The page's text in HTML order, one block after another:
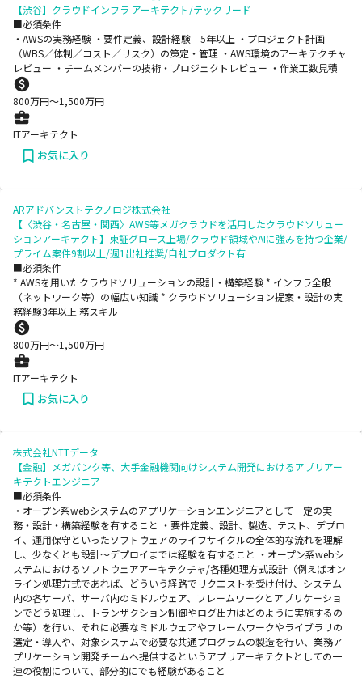
【渋谷】クラウドインフラ アーキテクト/テックリード
■必須条件
・AWSの実務経験 ・要件定義、設計経験 5年以上 ・プロジェクト計画
（WBS／体制／コスト／リスク）の策定・管理 ・AWS環境のアーキテクチャ
レビュー ・チームメンバーの技術・プロジェクトレビュー ・作業工数見積
800万円〜1,500万円
ITアーキテクト
お気に入り
ARアドバンストテクノロジ株式会社
【〈渋谷・名古屋・関西〉AWS等メガクラウドを活用したクラウドソリュー
ションアーキテクト】東証グロース上場/クラウド領域やAIに強みを持つ企業/
プライム案件9割以上/週1出社推奨/自社プロダクト有
■必須条件
* AWSを用いたクラウドソリューションの設計・構築経験 * インフラ全般
（ネットワーク等）の幅広い知識 * クラウドソリューション提案・設計の実
務経験3年以上 務スキル
800万円〜1,500万円
ITアーキテクト
お気に入り
株式会社NTTデータ
【金融】メガバンク等、大手金融機関向けシステム開発におけるアプリアー
キテクトエンジニア
■必須条件
・オープン系webシステムのアプリケーションエンジニアとして一定の実
務・設計・構築経験を有すること ・要件定義、設計、製造、テスト、デプロ
イ、運用保守といったソフトウェアのライフサイクルの全体的な流れを理解
し、少なくとも設計～デプロイまでは経験を有すること ・オープン系webシ
ステムにおけるソフトウェアアーキテクチャ/各種処理方式設計（例えばオン
ライン処理方式であれば、どういう経路でリクエストを受け付け、システム
内の各サーバ、サーバ内のミドルウェア、フレームワークとアプリケーショ
ンでどう処理し、トランザクション制御やログ出力はどのように実施するの
か等）を行い、それに必要なミドルウェアやフレームワークやライブラリの
選定・導入や、対象システムで必要な共通プログラムの製造を行い、業務ア
プリケーション開発チームへ提供するというアプリアーキテクトとしての一
連の役割について、部分的にでも経験があること